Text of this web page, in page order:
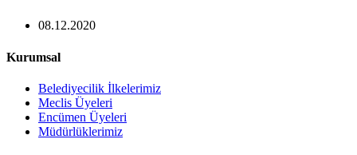
08.12.2020
Kurumsal
Belediyecilik İlkelerimiz
Meclis Üyeleri
Encümen Üyeleri
Müdürlüklerimiz